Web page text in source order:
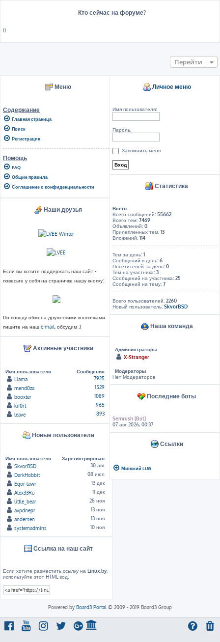
Кто сейчас на форуме?
()
Перейти
Меню
Содержание
Главная страница
Поиск
Регистрация
Помощь
FAQ
Общие правила
Соглашение о конфиденциальности
Наши друзья
Если вы хотите поддержать наш сайт -
повесьте у себя на страничке нашу кнопку:
По поводу обмена дружескими кнопочками
пишите на наш e-mail, обсудим :)
Активные участники
Имя пользователя
Сообщения
Llama
7925
mend0za
1529
booxter
1089
kif0rt
965
leave
893
Новые пользователи
Имя пользователя
Зарегистрирован
SkvorBSD
30 авг
DarkHobbit
08 июл
Egor-lawr
13 дек
Alex33Ru
11 дек
little_bear
28 ноя
avpdnepr
13 ноя
andersen
13 ноя
systemadmins
10 ноя
Ссылка на наш сайт
Если хотите разместить ссылку на Linux.by,
используйте этот HTML-код:
Личное меню
Имя пользователя:
Пароль:
Запомнить меня
Статистика
Всего
Всего сообщений:55662
Всего тем:7469
Объявлений:0
Прилепленных тем:13
Вложений:114
Тем за день:1
Сообщений в день:6
Посетителей за день:0
Тем на участника:3
Сообщений на участника:25
Сообщений на тему:7
Всего пользователей:2260
Новый пользователь:SkvorBSD
Наша команда
Администраторы
X-Stranger
Модераторы
Нет Модераторов
Последние боты
Semrush [Bot]
07 авг 2026, 00:37
Ссылки
Минский LUG
Powered by Board3 Portal © 2009 - 2019 Board3 Group